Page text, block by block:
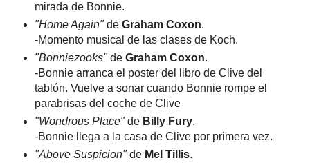
mirada de Bonnie.
"Home Again"de Graham Coxon.
-Momento musical de las clases de Koch.
"Bonniezooks"de Graham Coxon.
-Bonnie arranca el poster del libro de Clive del
tablón. Vuelve a sonar cuando Bonnie rompe el
parabrisas del coche de Clive
"Wondrous Place"de Billy Fury.
-Bonnie llega a la casa de Clive por primera vez.
"Above Suspicion"de Mel Tillis.